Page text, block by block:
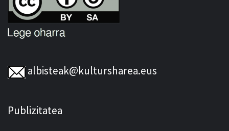
albisteak@kultursharea.eus
Publizitatea